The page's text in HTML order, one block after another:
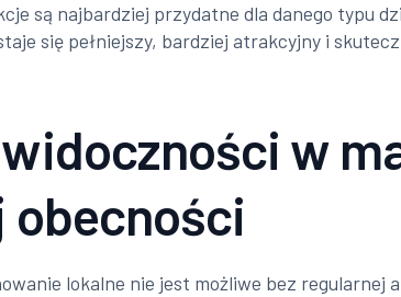
są najbardziej przydatne dla danego typu
się pełniejszy, bardziej atrakcyjny i
w
obecności
lokalne nie jest możliwe bez regularnej